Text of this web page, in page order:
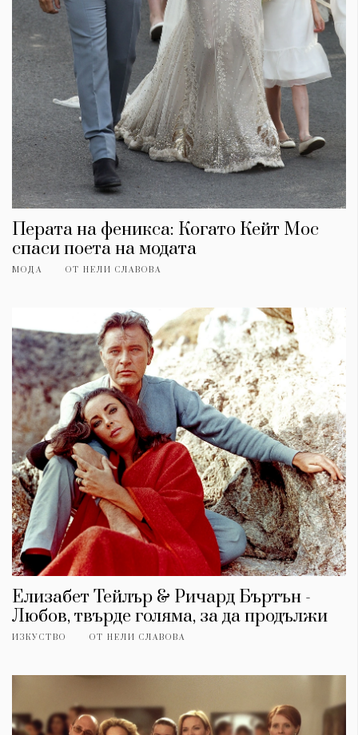
Перата на феникса: Когато Кейт Мос
спаси поета на модата
МОДА ОТ НЕЛИ СЛАВОВА
Елизабет Тейлър & Ричард Бъртън -
Любов, твърде голяма, за да продължи
ИЗКУСТВО ОТ НЕЛИ СЛАВОВА